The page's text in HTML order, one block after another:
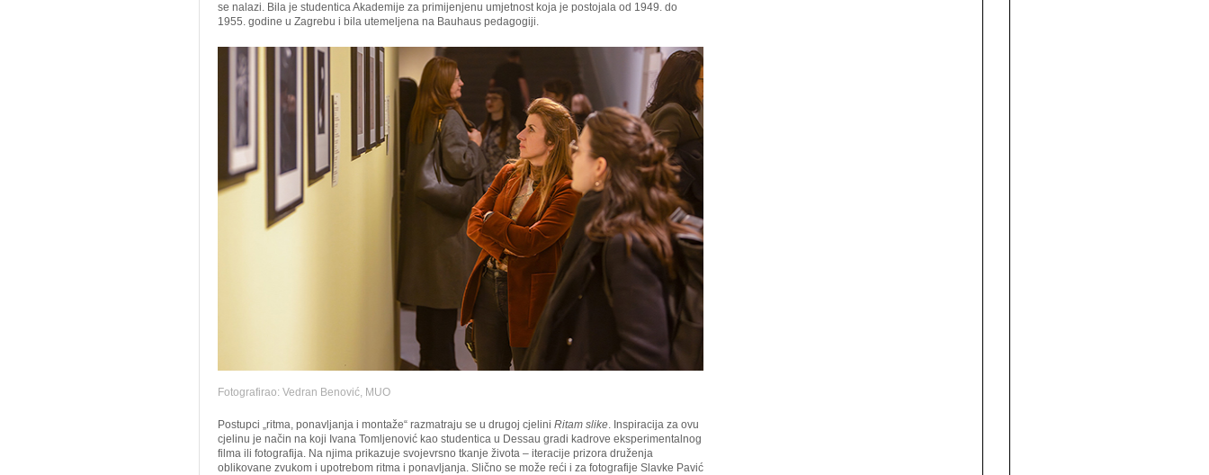
se nalazi. Bila je studentica Akademije za primijenjenu umjetnost koja je postojala od 1949. do
1955. godine u Zagrebu i bila utemeljena na Bauhaus pedagogiji.
Fotografirao: Vedran Benović, MUO
Postupci „ritma, ponavljanja i montaže“ razmatraju se u drugoj cjelini Ritam slike. Inspiracija za ovu
cjelinu je način na koji Ivana Tomljenović kao studentica u Dessau gradi kadrove eksperimentalnog
filma ili fotografija. Na njima prikazuje svojevrsno tkanje života – iteracije prizora druženja
oblikovane zvukom i upotrebom ritma i ponavljanja. Slično se može reći i za fotografije Slavke Pavić